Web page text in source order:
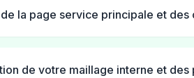
la page service principale et des
de votre maillage interne et des